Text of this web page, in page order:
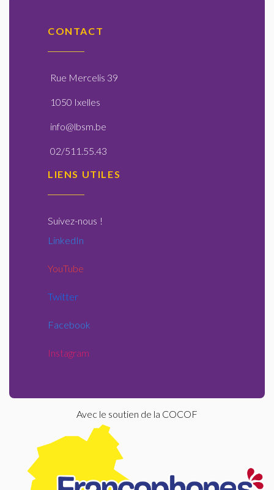
CONTACT
Rue Mercelis 39
1050 Ixelles
info@lbsm.be
02/511.55.43
LIENS UTILES
Suivez-nous !
LinkedIn
YouTube
Twitter
Facebook
Instagram
Avec le soutien de la COCOF